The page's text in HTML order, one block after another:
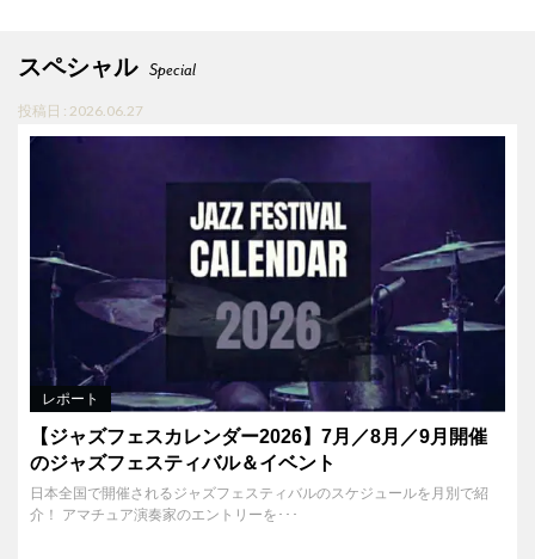
スペシャル Special
投稿日 : 2026.06.27
レポート
【ジャズフェスカレンダー2026】7月／8月／9月開催
のジャズフェスティバル＆イベント
日本全国で開催されるジャズフェスティバルのスケジュールを月別で紹
介！ アマチュア演奏家のエントリーを･･･